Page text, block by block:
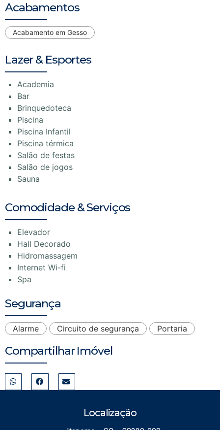
Acabamentos
Acabamento em Gesso
Lazer & Esportes
Academia
Bar
Brinquedoteca
Piscina
Piscina Infantil
Piscina térmica
Salão de festas
Salão de jogos
Sauna
Comodidade & Serviços
Elevador
Hall Decorado
Hidromassagem
Internet Wi-fi
Spa
Segurança
Alarme Circuito de segurança Portaria
Compartilhar Imóvel
Localização